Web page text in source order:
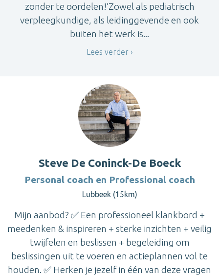
zonder te oordelen!’Zowel als pediatrisch
verpleegkundige, als leidinggevende en ook
buiten het werk is...
Lees verder
Steve De Coninck-De Boeck
Personal coach en Professional coach
Lubbeek (15km)
Mijn aanbod? ✅ Een professioneel klankbord +
meedenken & inspireren + sterke inzichten + veilig
twijfelen en beslissen + begeleiding om
beslissingen uit te voeren en actieplannen vol te
houden. ✅ Herken je jezelf in één van deze vragen